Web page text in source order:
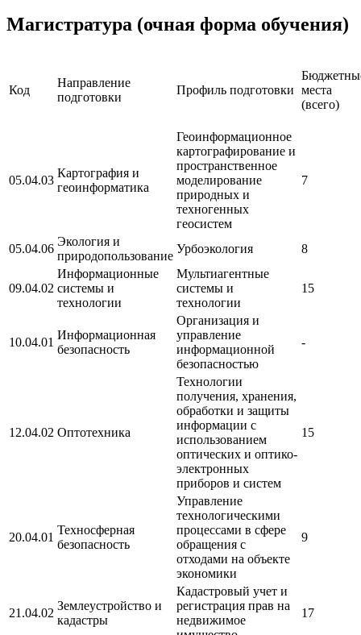
Магистратура (очная форма обучения)
Код
Направление
подготовки
Профиль подготовки места
(всего)
05.04.03
Картография и
геоинформатика
Геоинформационное
картографирование и
пространственное
моделирование
природных и
техногенных
геосистем
7
05.04.06
Экология и
природопользование
Урбоэкология 8
09.04.02
Информационные
системы и
технологии
Мультиагентные
системы и
технологии
15
10.04.01
Информационная
безопасность
Организация и
управление
информационной
безопасностью
-
12.04.02 Оптотехника
Технологии
получения, хранения,
обработки и защиты
информации с
использованием
оптических и оптико-
электронных
приборов и систем
15
20.04.01
Техносферная
безопасность
Управление
технологическими
процессами в сфере
обращения с
отходами на объекте
экономики
9
21.04.02
Землеустройство и
кадастры
Кадастровый учет и
регистрация прав на
недвижимое
17